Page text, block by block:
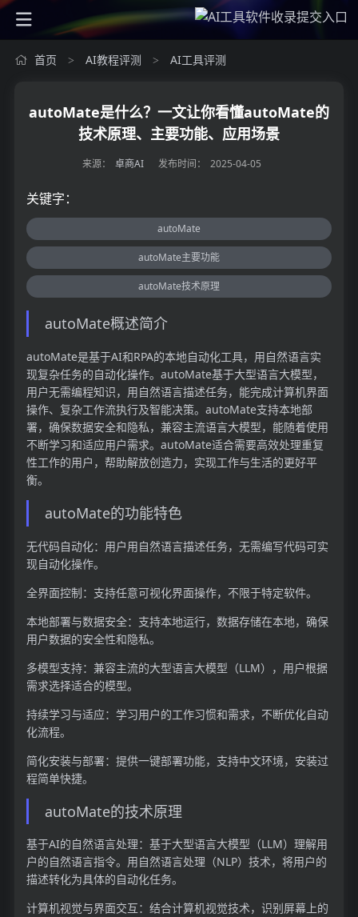
首页 > AI教程评测 > AI工具评测
autoMate是什么？一文让你看懂autoMate的
技术原理、主要功能、应用场景
来源： 卓商AI 发布时间： 2025-04-05
关键字：
autoMate
autoMate主要功能
autoMate技术原理
autoMate概述简介
autoMate是基于AI和RPA的本地自动化工具，用自然语言实
现复杂任务的自动化操作。autoMate基于大型语言大模型，
用户无需编程知识，用自然语言描述任务，能完成计算机界面
操作、复杂工作流执行及智能决策。autoMate支持本地部
署，确保数据安全和隐私，兼容主流语言大模型，能随着使用
不断学习和适应用户需求。autoMate适合需要高效处理重复
性工作的用户，帮助解放创造力，实现工作与生活的更好平
衡。
autoMate的功能特色
无代码自动化：用户用自然语言描述任务，无需编写代码可实
现自动化操作。
全界面控制：支持任意可视化界面操作，不限于特定软件。
本地部署与数据安全：支持本地运行，数据存储在本地，确保
用户数据的安全性和隐私。
多模型支持：兼容主流的大型语言大模型（LLM），用户根据
需求选择适合的模型。
持续学习与适应：学习用户的工作习惯和需求，不断优化自动
化流程。
简化安装与部署：提供一键部署功能，支持中文环境，安装过
程简单快捷。
autoMate的技术原理
基于AI的自然语言处理：基于大型语言大模型（LLM）理解用
户的自然语言指令。用自然语言处理（NLP）技术，将用户的
描述转化为具体的自动化任务。
计算机视觉与界面交互：结合计算机视觉技术，识别屏幕上的